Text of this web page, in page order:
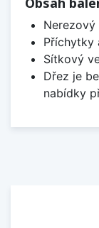
Nerezový
Příchytky
Sítkový
Dřez je
nabídky